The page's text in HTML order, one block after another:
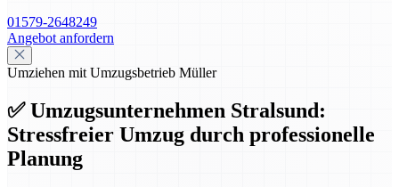
01579-2648249
Angebot anfordern
Umziehen mit Umzugsbetrieb Müller
✅ Umzugsunternehmen Stralsund:
Stressfreier Umzug durch professionelle
Planung